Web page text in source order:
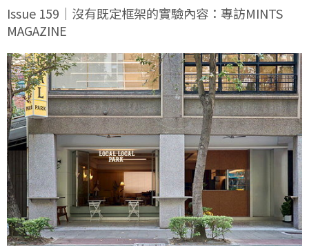
Issue 159｜沒有既定框架的實驗內容：專訪MINTS
MAGAZINE